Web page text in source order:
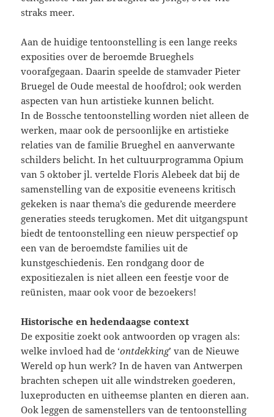
straks meer.
Aan de huidige tentoonstelling is een lange reeks
exposities over de beroemde Brueghels
voorafgegaan. Daarin speelde de stamvader Pieter
Bruegel de Oude meestal de hoofdrol; ook werden
aspecten van hun artistieke kunnen belicht.
In de Bossche tentoonstelling worden niet alleen de
werken, maar ook de persoonlijke en artistieke
relaties van de familie Brueghel en aanverwante
schilders belicht. In het cultuurprogramma Opium
van 5 oktober jl. vertelde Floris Alebeek dat bij de
samenstelling van de expositie eveneens kritisch
gekeken is naar thema’s die gedurende meerdere
generaties steeds terugkomen. Met dit uitgangspunt
biedt de tentoonstelling een nieuw perspectief op
een van de beroemdste families uit de
kunstgeschiedenis. Een rondgang door de
expositiezalen is niet alleen een feestje voor de
reünisten, maar ook voor de bezoekers!
Historische en hedendaagse context
De expositie zoekt ook antwoorden op vragen als:
welke invloed had de ‘ontdekking’ van de Nieuwe
Wereld op hun werk? In de haven van Antwerpen
brachten schepen uit alle windstreken goederen,
luxeproducten en uitheemse planten en dieren aan.
Ook leggen de samenstellers van de tentoonstelling